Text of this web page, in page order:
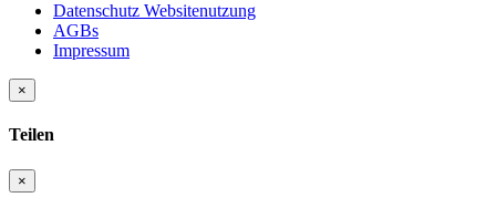
Datenschutz Websitenutzung
AGBs
Impressum
×
Teilen
×